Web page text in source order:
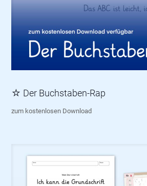
☆ Der Buchstaben-Rap
zum kostenlosen Download